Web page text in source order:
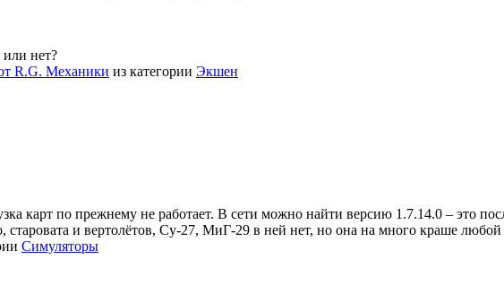
нет?
R.G. Механики из категории Экшен
карт по прежнему не работает. В сети можно найти версию 1.7.14.0 – это
старовата и вертолётов, Су-27, МиГ-29 в ней нет, но она на много краше любой
Симуляторы